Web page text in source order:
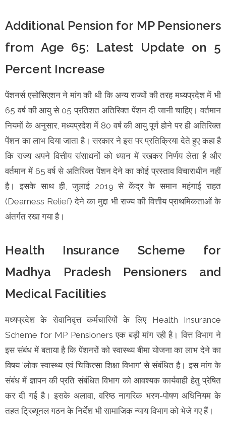
Additional Pension for MP Pensioners
from Age 65: Latest Update on 5
Percent Increase
पेंशनर्स एसोसिएशन ने मांग की थी कि अन्य राज्यों की तरह मध्यप्रदेश में भी
65 वर्ष की आयु से 05 प्रतिशत अतिरिक्त पेंशन दी जानी चाहिए। वर्तमान
नियमों के अनुसार, मध्यप्रदेश में 80 वर्ष की आयु पूर्ण होने पर ही अतिरिक्त
पेंशन का लाभ दिया जाता है। सरकार ने इस पर प्रतिक्रिया देते हुए कहा है
कि राज्य अपने वित्तीय संसाधनों को ध्यान में रखकर निर्णय लेता है और
वर्तमान में 65 वर्ष से अतिरिक्त पेंशन देने का कोई प्रस्ताव विचाराधीन नहीं
है। इसके साथ ही, जुलाई 2019 से केंद्र के समान महंगाई राहत
(Dearness Relief) देने का मुद्दा भी राज्य की वित्तीय प्राथमिकताओं के
अंतर्गत रखा गया है।
Health Insurance Scheme for
Madhya Pradesh Pensioners and
Medical Facilities
मध्यप्रदेश के सेवानिवृत्त कर्मचारियों के लिए Health Insurance
Scheme for MP Pensioners एक बड़ी मांग रही है। वित्त विभाग ने
इस संबंध में बताया है कि पेंशनरों को स्वास्थ्य बीमा योजना का लाभ देने का
विषय 'लोक स्वास्थ्य एवं चिकित्सा शिक्षा विभाग' से संबंधित है। इस मांग के
संबंध में ज्ञापन की प्रति संबंधित विभाग को आवश्यक कार्यवाही हेतु प्रेषित
कर दी गई है। इसके अलावा, वरिष्ठ नागरिक भरण-पोषण अधिनियम के
तहत ट्रिब्यूनल गठन के निर्देश भी सामाजिक न्याय विभाग को भेजे गए हैं।